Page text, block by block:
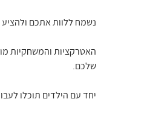
נשמח ללוות אתכם
שלכם.
יחד עם הילדים תוכלו